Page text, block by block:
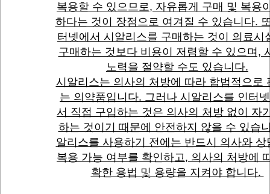
복용할 수 있으므로, 자유롭게 구매 및 복용
하다는 것이 장점으로 여겨질 수 있습니다.
터넷에서 시알리스를 구매하는 것이 의료시
구매하는 것보다 비용이 저렴할 수 있으며,
노력을 절약할 수도 있습니다.
시알리스는 의사의 처방에 따라 합법적으로
는 의약품입니다. 그러나 시알리스를 인터
서 직접 구입하는 것은 의사의 처방 없이 자
하는 것이기 때문에 안전하지 않을 수 있습
알리스를 사용하기 전에는 반드시 의사와 상
복용 가능 여부를 확인하고, 의사의 처방에
확한 용법 및 용량을 지켜야 합니다.